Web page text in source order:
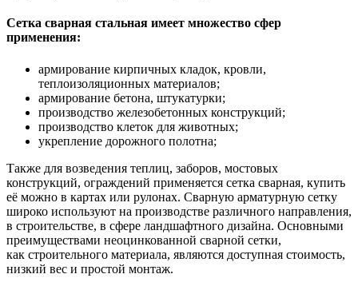
Сетка сварная стальная имеет множество сфер
применения:
армирование кирпичных кладок, кровли,
теплоизоляционных материалов;
армирование бетона, штукатурки;
производство железобетонных конструкций;
производство клеток для животных;
укрепление дорожного полотна;
Также для возведения теплиц, заборов, мостовых
конструкций, ограждений применяется сетка сварная, купить
её можно в картах или рулонах. Сварную арматурную сетку
широко используют на производстве различного направления,
в строительстве, в сфере ландшафтного дизайна. Основными
преимуществами неоцинкованной сварной сетки,
как строительного материала, являются доступная стоимость,
низкий вес и простой монтаж.